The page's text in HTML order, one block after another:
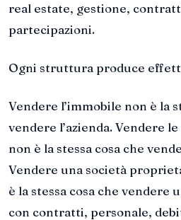
real estate, gestione,
partecipazioni.
Ogni struttura produce
Vendere l’immobile non è la
vendere l’azienda. Vendere
non è la stessa cosa che
Vendere una società
è la stessa cosa che vendere
con contratti, personale,